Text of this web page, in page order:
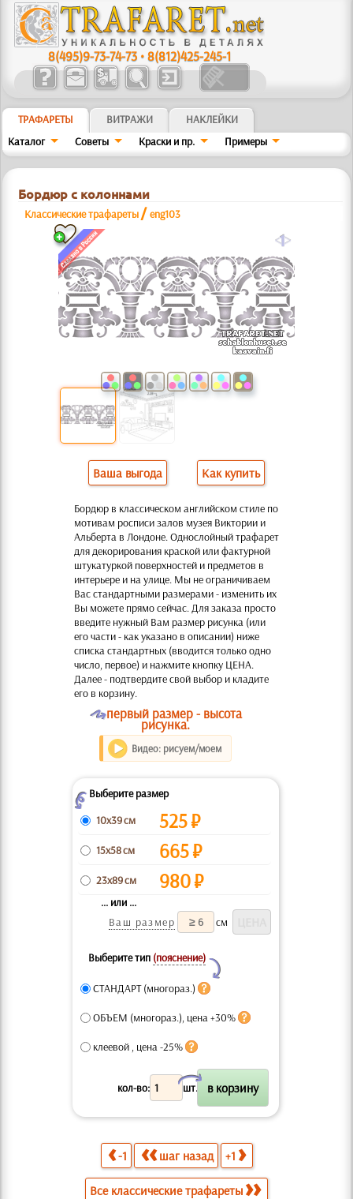
8(495)9-73-74-73 •8(812)425-245-1
ТРАФАРЕТЫ ВИТРАЖИ
НАКЛЕЙКИ
Каталог
Советы Краски и пр. Примеры
Бордюр с колоннами
Классические трафареты /eng103
a
Ваша выгода Как купить
Бордюр в классическом английском стиле по
мотивам росписи залов музея Виктории и
Альберта в Лондоне. Однослойный трафарет
для декорирования краской или фактурной
штукатуркой поверхностей и предметов в
интерьере и на улице. Мы не ограничиваем
Вас стандартными размерами - изменить их
Вы можете прямо сейчас. Для заказа просто
введите нужный Вам размер рисунка (или
его части - как указано в описании) ниже
списка стандартных (вводится только одно
число, первое) и нажмите кнопку ЦЕНА.
Далее - подтвердите свой выбор и кладите
его в корзину.
Oпервый размер - высота
рисунка.
Видео: рисуем/моем
ZВыберите размер
10x39 см
525₽
15x58 см 665₽
23x89 см 980₽
... или ...
Ваш размер
см
Выберите тип (пояснение)
Y
СТАНДАРТ (многораз.)
ОБЪЕМ (многораз.), цена +30%
клеевой , цена -25%
кол-во: шт.
X
-1 шаг назад +1
Все классические трафареты